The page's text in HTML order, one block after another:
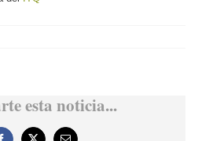
esta noticia...